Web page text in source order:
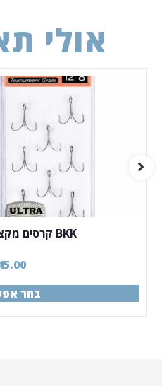
אולי
BKK קרסים מקצועיות לז'ירז'ור
בחר